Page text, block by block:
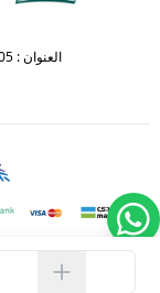
العنوان : 2705 شارع رقم 407 - حي المونسية - الرياض